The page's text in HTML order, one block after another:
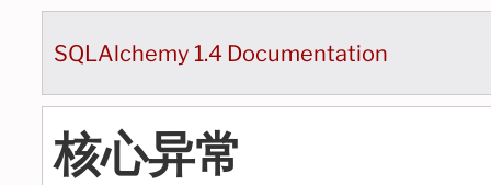
SQLAlchemy 1.4 Documentation
核心异常